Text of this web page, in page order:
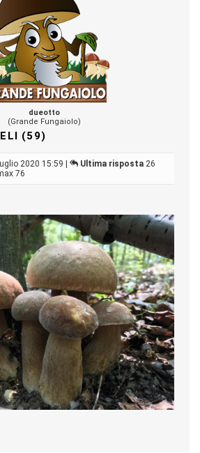
dueotto
(Grande Fungaiolo)
(59)
2020 15:59 | Ultima risposta 26
76